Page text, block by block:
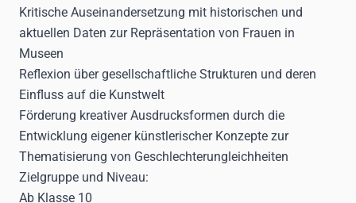
Kritische Auseinandersetzung mit historischen und
aktuellen Daten zur Repräsentation von Frauen in
Museen
Reflexion über gesellschaftliche Strukturen und deren
Einfluss auf die Kunstwelt
Förderung kreativer Ausdrucksformen durch die
Entwicklung eigener künstlerischer Konzepte zur
Thematisierung von Geschlechterungleichheiten
Zielgruppe und Niveau:
Ab Klasse 10